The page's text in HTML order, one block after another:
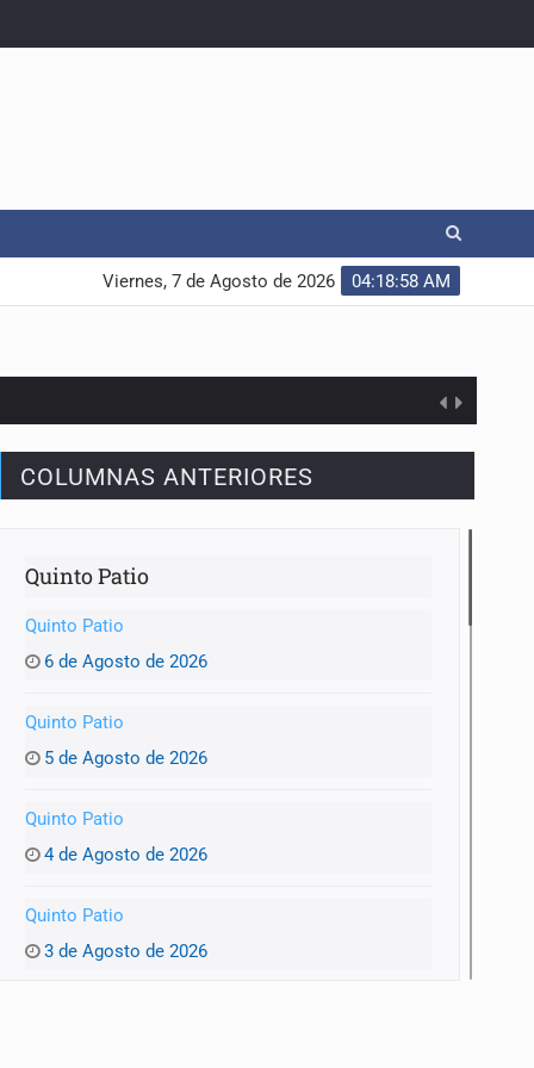
04:18:59 AM
Viernes, 7 de Agosto de 2026
COLUMNAS ANTERIORES
Quinto Patio
Quinto Patio
6 de Agosto de 2026
Quinto Patio
5 de Agosto de 2026
Quinto Patio
4 de Agosto de 2026
Quinto Patio
3 de Agosto de 2026